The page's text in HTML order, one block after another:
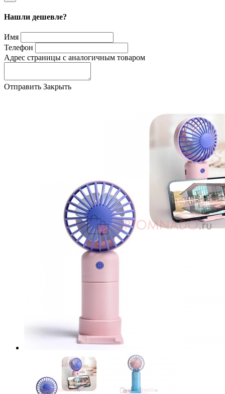
Нашли дешевле?
Имя
Телефон
Адрес страницы с аналогичным товаром
Отправить Закрыть